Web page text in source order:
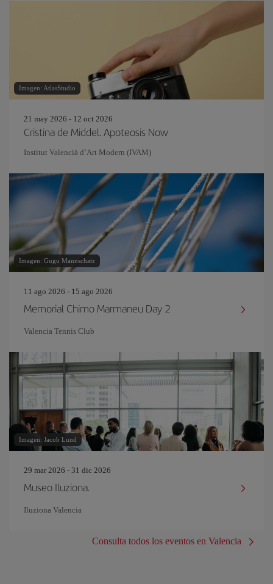
Imagen: AtlasStudio
21 may 2026 - 12 oct 2026
Cristina de Middel. Apoteosis Now
Institut Valencià d’Art Modern (IVAM)
Imagen: Gugu Mannschatz
11 ago 2026 - 15 ago 2026
Memorial Chimo Marmaneu Day 2
Valencia Tennis Club
Imagen: Jacob Lund
29 mar 2026 - 31 dic 2026
Museo Iluziona.
Iluziona Valencia
Consulta todos los eventos en Valencia